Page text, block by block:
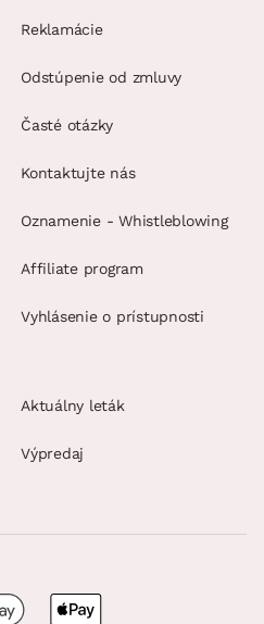
Reklamácie
Odstúpenie od zmluvy
Časté otázky
Kontaktujte nás
Oznamenie - Whistleblowing
Affiliate program
Vyhlásenie o prístupnosti
Aktuálny leták
Výpredaj